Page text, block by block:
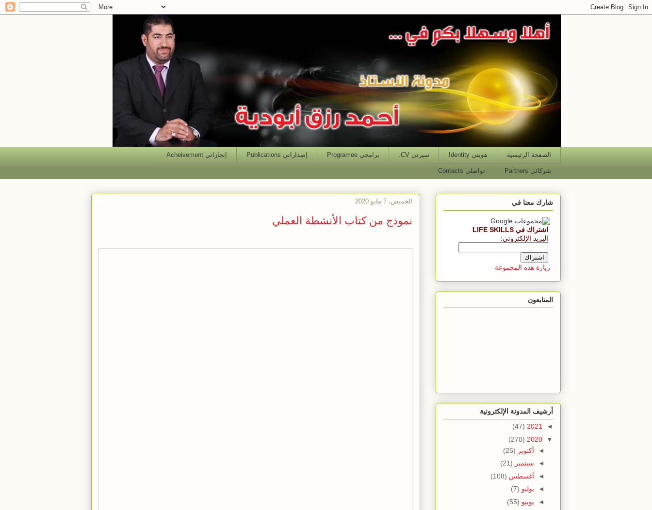
الصفحة الرئيسية هويتي Identity سيرتي CV. برامجي Programee إصداراتي Publications إنجازاتي Acheivement
شركائي Partners تواصلي Contacts
الخميس، 7 مايو 2020
نموذج من كتاب الأنشطة العملي
شارك معنا في
اشتراك في LIFE SKILLS
البريد الإلكتروني:
زيارة هذه المجموعة
المتابعون
أرشيف المدونة الإلكترونية
◄
2021
(47)
▼
2020
(270)
◄ أكتوبر (25)
◄ سبتمبر (21)
◄ أغسطس (108)
◄ يوليو (7)
◄ يونيو (55)